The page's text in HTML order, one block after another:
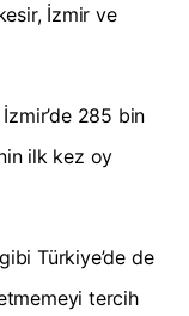
İzmir ve
285 bin
ilk kez oy
Türkiye’de de
tercih